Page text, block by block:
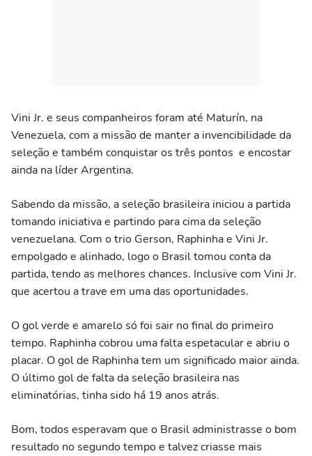
Vini Jr. e seus companheiros foram até Maturín, na
Venezuela, com a missão de manter a invencibilidade da
seleção e também conquistar os três pontos e encostar
ainda na líder Argentina.
Sabendo da missão, a seleção brasileira iniciou a partida
tomando iniciativa e partindo para cima da seleção
venezuelana. Com o trio Gerson, Raphinha e Vini Jr.
empolgado e alinhado, logo o Brasil tomou conta da
partida, tendo as melhores chances. Inclusive com Vini Jr.
que acertou a trave em uma das oportunidades.
O gol verde e amarelo só foi sair no final do primeiro
tempo. Raphinha cobrou uma falta espetacular e abriu o
placar. O gol de Raphinha tem um significado maior ainda.
O último gol de falta da seleção brasileira nas
eliminatórias, tinha sido há 19 anos atrás.
Bom, todos esperavam que o Brasil administrasse o bom
resultado no segundo tempo e talvez criasse mais